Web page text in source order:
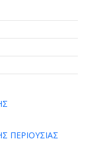
ΠΕΡΙΟΥΣΙΑΣ